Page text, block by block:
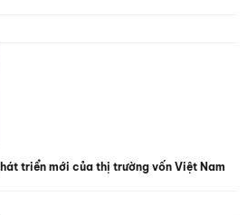
triển mới của thị trường vốn Việt Nam